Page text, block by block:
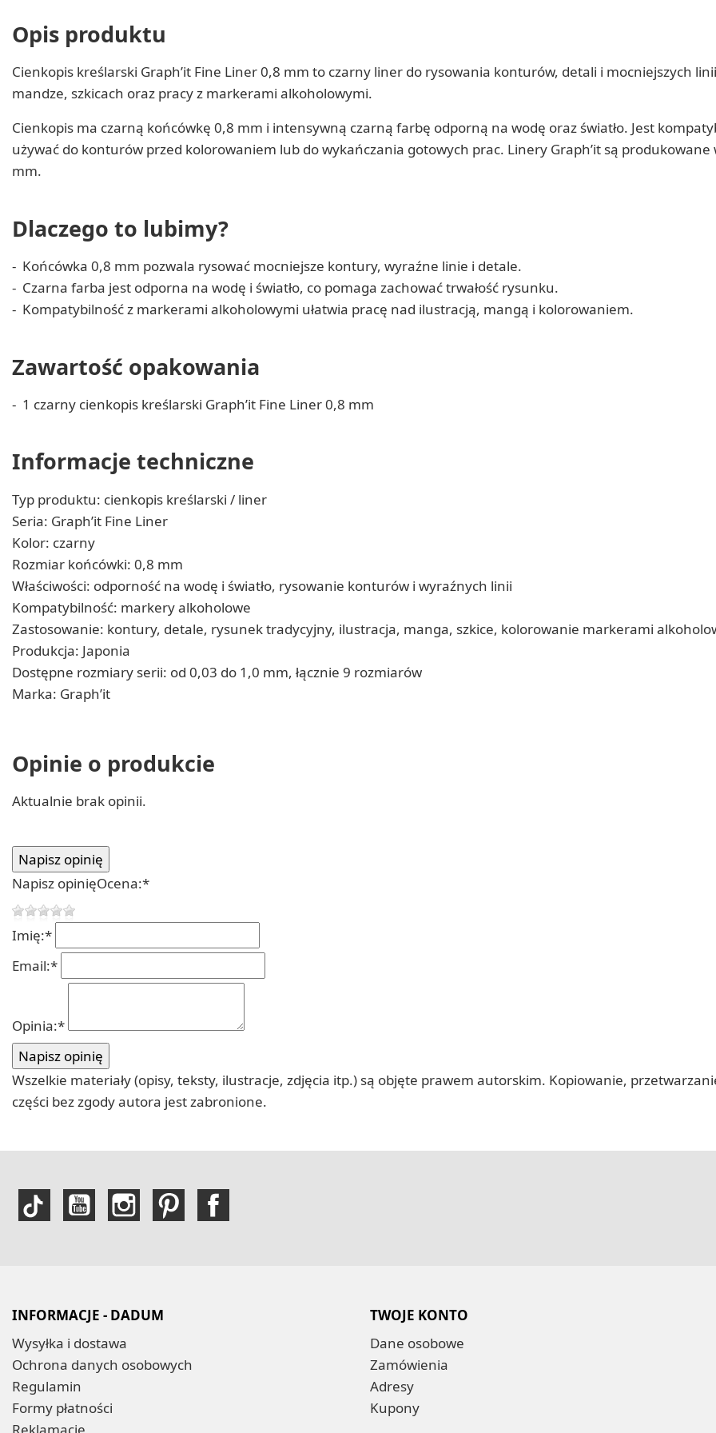
Opis produktu
Cienkopis kreślarski Graph’it Fine Liner 0,8 mm to czarny liner do rysowania konturów, detali i mocniejszych
mandze, szkicach oraz pracy z markerami alkoholowymi.
Cienkopis ma czarną końcówkę 0,8 mm i intensywną czarną farbę odporną na wodę oraz światło. Jest
używać do konturów przed kolorowaniem lub do wykańczania gotowych prac. Linery Graph’it są
mm.
Dlaczego to lubimy?
Końcówka 0,8 mm pozwala rysować mocniejsze kontury, wyraźne linie i detale.
Czarna farba jest odporna na wodę i światło, co pomaga zachować trwałość rysunku.
Kompatybilność z markerami alkoholowymi ułatwia pracę nad ilustracją, mangą i kolorowaniem.
Zawartość opakowania
1 czarny cienkopis kreślarski Graph’it Fine Liner 0,8 mm
Informacje techniczne
Typ produktu: cienkopis kreślarski / liner
Seria: Graph’it Fine Liner
Kolor: czarny
Rozmiar końcówki: 0,8 mm
Właściwości: odporność na wodę i światło, rysowanie konturów i wyraźnych linii
Kompatybilność: markery alkoholowe
Zastosowanie: kontury, detale, rysunek tradycyjny, ilustracja, manga, szkice, kolorowanie markerami
Produkcja: Japonia
Dostępne rozmiary serii: od 0,03 do 1,0 mm, łącznie 9 rozmiarów
Marka: Graph’it
Opinie o produkcie
Aktualnie brak opinii.
Napisz opinięOcena:*
Imię:*
Email:*
Opinia:*
Wszelkie materiały (opisy, teksty, ilustracje, zdjęcia itp.) są objęte prawem autorskim. Kopiowanie,
części bez zgody autora jest zabronione.
INFORMACJE - DADUM
Wysyłka i dostawa
Ochrona danych osobowych
Regulamin
Formy płatności
TWOJE KONTO
Dane osobowe
Zamówienia
Adresy
Kupony